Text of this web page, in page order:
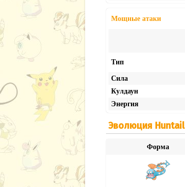
Мощные атаки
Тип
Сила
Кулдаун
Энергия
Эволюция Huntail
Форма